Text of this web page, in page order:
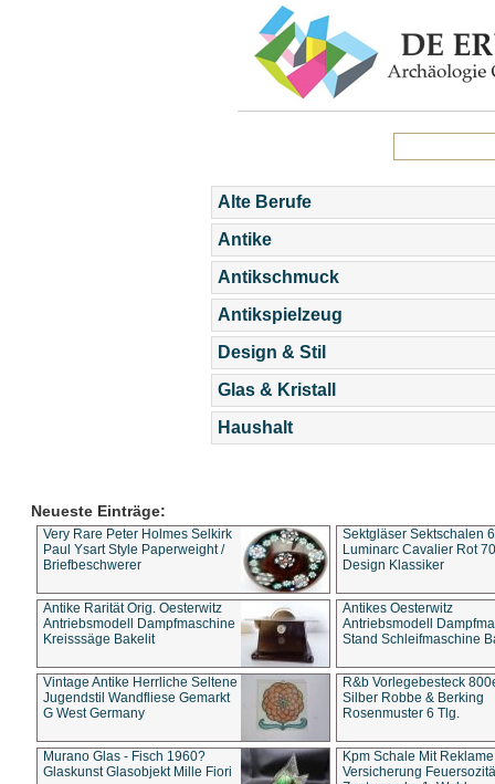
Alte Berufe
Antike
Antikschmuck
Antikspielzeug
Design & Stil
Glas & Kristall
Haushalt
Neueste Einträge:
Very Rare Peter Holmes Selkirk
Paul Ysart Style Paperweight /
Briefbeschwerer
Sektgläser Sektschalen
Luminarc Cavalier Rot
Design Klassiker
Antike Rarität Orig. Oesterwitz
Antriebsmodell Dampfmaschine
Kreisssäge Bakelit
Antikes Oesterwitz
Antriebsmodell
Stand Schleifmaschine
Vintage Antike Herrliche Seltene
Jugendstil Wandfliese Gemarkt
G West Germany
R&b Vorlegebesteck
Silber Robbe & Berking
Rosenmuster 6 Tlg.
Murano Glas - Fisch 1960?
Glaskunst Glasobjekt Mille Fiori
Kpm Schale Mit Reklame
Versicherung